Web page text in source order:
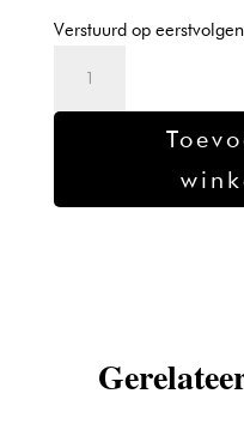
was:
Verstuurd op